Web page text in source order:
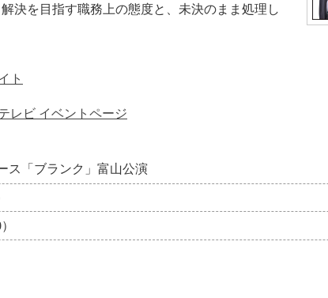
決を目指す職務上の態度と、未決のまま処理し
ト
レビ イベントページ
ス「ブランク」富山公演